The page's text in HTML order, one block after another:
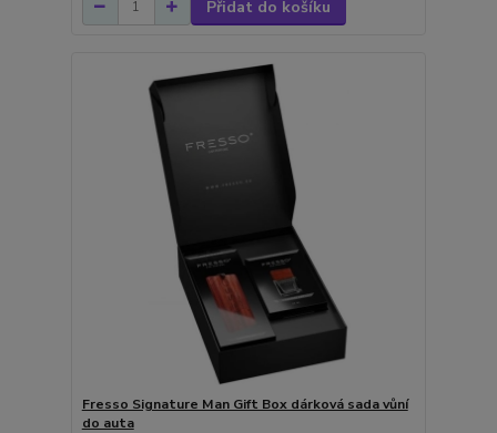
Přidat do košíku
Fresso Signature Man Gift Box dárková sada vůní
do auta